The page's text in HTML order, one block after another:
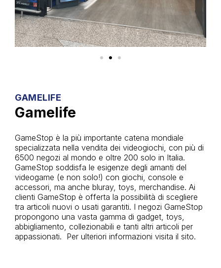
GAMELIFE
Gamelife
GameStop è la più importante catena mondiale
specializzata nella vendita dei videogiochi, con più di
6500 negozi al mondo e oltre 200 solo in Italia.
GameStop soddisfa le esigenze degli amanti del
videogame (e non solo!) con giochi, console e
accessori, ma anche bluray, toys, merchandise. Ai
clienti GameStop è offerta la possibilità di scegliere
tra articoli nuovi o usati garantiti. I negozi GameStop
propongono una vasta gamma di gadget, toys,
abbigliamento, collezionabili e tanti altri articoli per
appassionati. Per ulteriori informazioni visita il sito.